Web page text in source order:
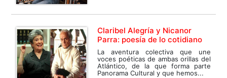
Claribel Alegría y Nicanor
Parra: poesía de lo cotidiano
La aventura colectiva que une
voces poéticas de ambas orillas del
Atlántico, de la que forma parte
Panorama Cultural y que hemos...